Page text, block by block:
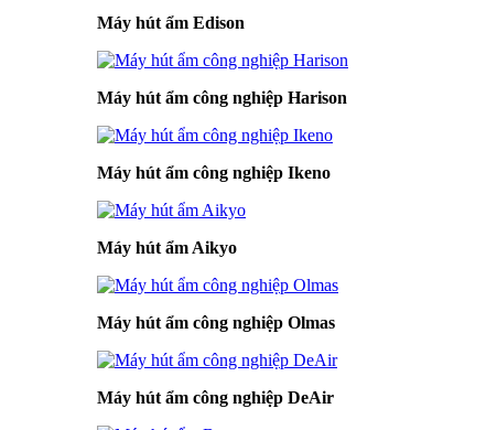
Máy hút ẩm Edison
Máy hút ẩm công nghiệp Harison
Máy hút ẩm công nghiệp Ikeno
Máy hút ẩm Aikyo
Máy hút ẩm công nghiệp Olmas
Máy hút ẩm công nghiệp DeAir